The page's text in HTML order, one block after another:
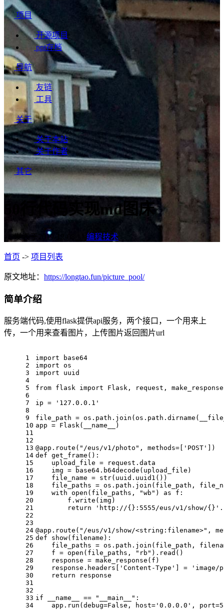
项目
开源项目
ppt存档
导航
友链
工具
关于
关于本站
关于作者
其它
50行代码实现md图床
发表于 2019-12-08 编程技术
首页 -> 项目列表
原文地址： https://longtao.fun/picture_pool/
简单介绍
服务端代码,使用flask提供api服务，两个接口，一个用来上
传，一个用来查看图片，上传图片返回图片url
1
2
3
4
5
6
7
8
9
10
11
12
13
14
15
16
17
18
19
20
21
22
23
24
25
26
27
28
29
30
31
32
33
34
import base64
import os
import uuid
from flask import Flask, request, make_response
ip =
'127.0.0.1'
file_path =
app = Flask(__name__)
@app.route( "/eus/v1/photo" , methods=[ 'POST'
)
def get_frame ():
    upload_file = request.data
    img = base64.b64decode(upload_file)
    file_name =
str(uuid.uuid1())
file_paths = os.path.join(file_path,
with open (file_paths, "wb" ) as f:
        f.write(img)
return
'http://{}:5555/eus/v1/show/{}' .
@app.route( "/eus/v1/show/<string:filename>" ,
def
show( filename ):
file_paths = os.path.join(file_path,
    f =
open (file_paths, "rb" ).read()
    response = make_response(f)
    response.headers[
'Content-Type' ] =
'image/
return response
if __name__ == "__main__" :
    app.run(debug=
False , host= '0.0.0.0' , port=